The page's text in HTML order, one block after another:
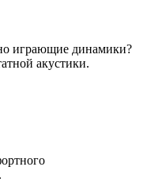
играющие динамики?
акустики.